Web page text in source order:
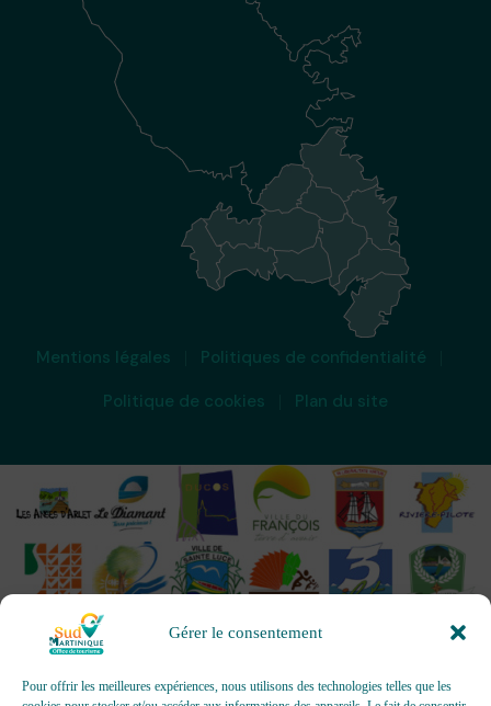
Gérer le consentement
Pour offrir les meilleures expériences, nous utilisons des technologies telles que les
Mentions légales
Politiques de confidentialité
Politique de cookies
Plan du site